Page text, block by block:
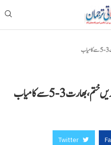
3-5 سے کامیاب
Twitter